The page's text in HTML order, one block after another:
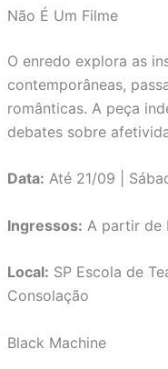
Não É Um Filme
O enredo explora as
contemporâneas,
românticas. A peça
debates sobre
Data: Até 21/09 |
Ingressos: A partir de
Local: SP Escola de
Consolação
Black Machine